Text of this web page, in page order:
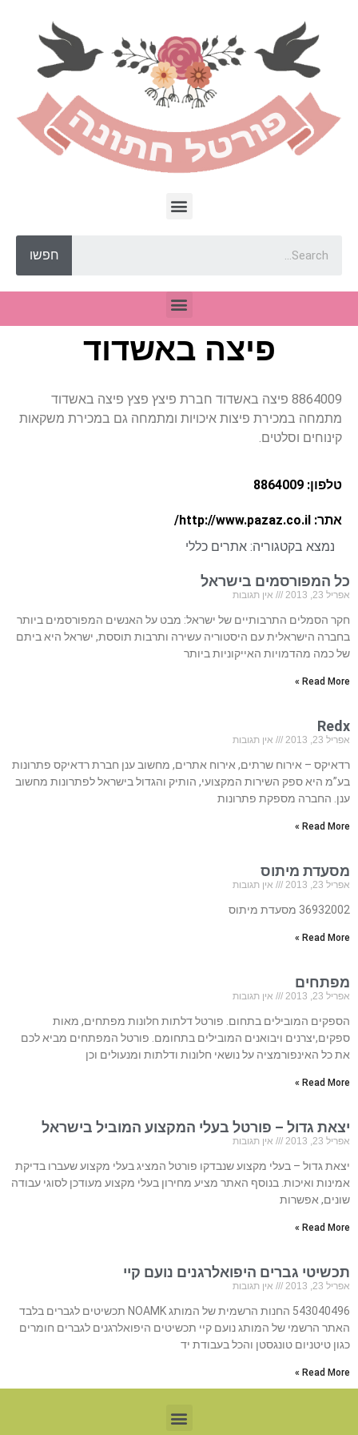
חפשו
פיצה באשדוד
8864009 פיצה באשדוד חברת פיצץ פצץ פיצה באשדוד
מתמחה במכירת פיצות איכויות ומתמחה גם במכירת משקאות
קינוחים וסלטים.
טלפון: 8864009
אתר: http://www.pazaz.co.il/
נמצא בקטגוריה: אתרים כללי
כל המפורסמים בישראל
אפריל 23, 2013 אין תגובות
חקר הסמלים התרבותיים של ישראל: מבט על האנשים המפורסמים ביותר
בחברה הישראלית עם היסטוריה עשירה ותרבות תוססת, ישראל היא ביתם
של כמה מהדמויות האייקוניות ביותר
Read More »
Redx
אפריל 23, 2013 אין תגובות
רדאיקס – אירוח שרתים, אירוח אתרים, מחשוב ענן חברת רדאיקס פתרונות
בע”מ היא ספק השירות המקצועי, הותיק והגדול בישראל לפתרונות מחשוב
ענן. החברה מספקת פתרונות
Read More »
מסעדת מיתוס
אפריל 23, 2013 אין תגובות
36932002 מסעדת מיתוס
Read More »
מפתחים
אפריל 23, 2013 אין תגובות
הספקים המובילים בתחום. פורטל דלתות חלונות מפתחים, מאות
ספקים,יצרנים ויבואנים המובילים בתחומם. פורטל המפתחים מביא לכם
את כל האינפורמציה על נושאי חלונות ודלתות ומנעולים וכן
Read More »
יצאת גדול – פורטל בעלי המקצוע המוביל בישראל
אפריל 23, 2013 אין תגובות
יצאת גדול – בעלי מקצוע שנבדקו פורטל המציג בעלי מקצוע שעברו בדיקת
אמינות ואיכות. בנוסף האתר מציע מחירון בעלי מקצוע מעודכן לסוגי עבודה
שונים, אפשרות
Read More »
תכשיטי גברים היפואלרגנים נועם קיי
אפריל 23, 2013 אין תגובות
543040496 החנות הרשמית של המותג NOAMK תכשיטים לגברים בלבד
האתר הרשמי של המותג נועם קיי תכשיטים היפואלרגנים לגברים חומרים
כגון טיטניום טונגסטן והכל בעבודת יד
Read More »